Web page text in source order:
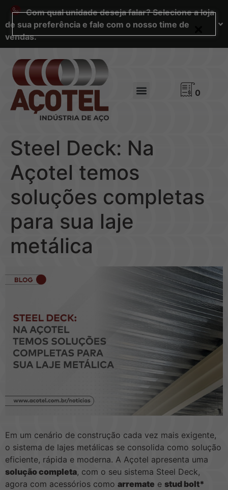
Com qual unidade deseja falar? Selecione a loja
de sua preferência e fale com o nosso time de
vendas.
0
Steel Deck: Na
Açotel temos
soluções completas
para sua laje
metálica
Em um cenário de construção cada vez mais exigente,
o sistema de lajes metálicas se consolida como solução
eficiente, rápida e moderna. A Açotel apresenta uma
solução completa, com o seu sistema Steel Deck,
agora com acessórios como arremate e stud bolt*